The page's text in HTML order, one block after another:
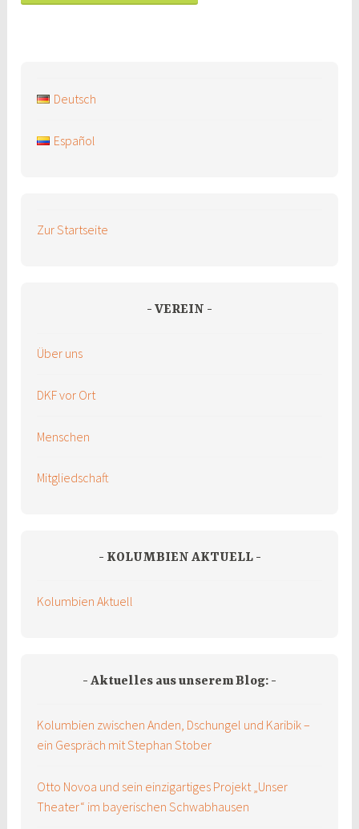
Deutsch
Español
Zur Startseite
VEREIN
Über uns
DKF vor Ort
Menschen
Mitgliedschaft
KOLUMBIEN AKTUELL
Kolumbien Aktuell
Aktuelles aus unserem Blog:
Kolumbien zwischen Anden, Dschungel und Karibik –
ein Gespräch mit Stephan Stober
Otto Novoa und sein einzigartiges Projekt „Unser
Theater“ im bayerischen Schwabhausen